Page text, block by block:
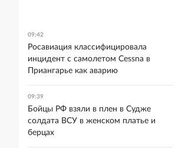
09:42
Росавиация классифицировала
инцидент с самолетом Cessna в
Приангарье как аварию
09:39
Бойцы РФ взяли в плен в Судже
солдата ВСУ в женском платье и
берцах